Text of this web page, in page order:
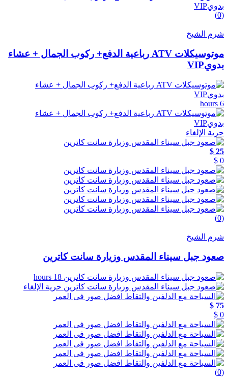
(0)
شرم الشيخ
موتوسيكلات ATV رباعية الدفع+ ركوب الجمال + عشاء
بدويVIP
6 hours
حرية الإلغاء
25 $
0 $
(0)
شرم الشيخ
صعود جبل سيناء المقدس وزيارة سانت كاترين
18 hours
حرية الإلغاء
75 $
0 $
(0)